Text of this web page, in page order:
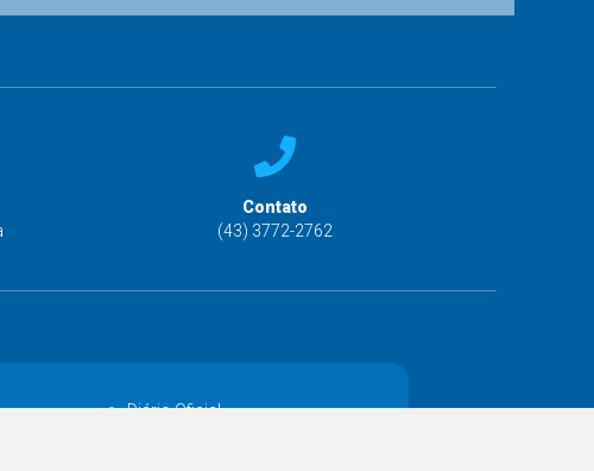
Contato
(43) 3772-2762
Diário Oficial